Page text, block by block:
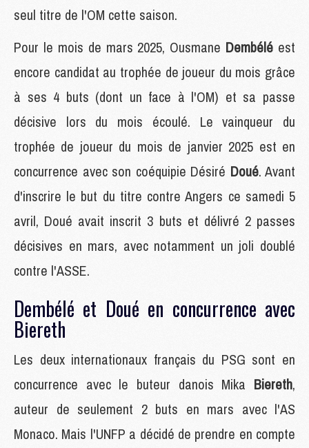
seul titre de l'OM cette saison.
Pour le mois de mars 2025, Ousmane Dembélé est
encore candidat au trophée de joueur du mois grâce
à ses 4 buts (dont un face à l'OM) et sa passe
décisive lors du mois écoulé. Le vainqueur du
trophée de joueur du mois de janvier 2025 est en
concurrence avec son coéquipie Désiré Doué. Avant
d'inscrire le but du titre contre Angers ce samedi 5
avril, Doué avait inscrit 3 buts et délivré 2 passes
décisives en mars, avec notamment un joli doublé
contre l'ASSE.
Dembélé et Doué en concurrence avec
Biereth
Les deux internationaux français du PSG sont en
concurrence avec le buteur danois Mika Biereth,
auteur de seulement 2 buts en mars avec l'AS
Monaco. Mais l'UNFP a décidé de prendre en compte